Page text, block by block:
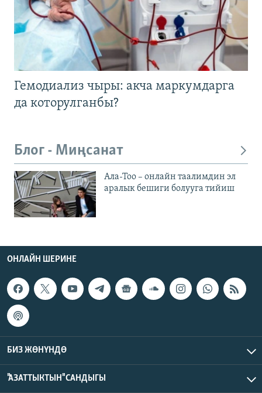
Гемодиализ чыры: акча маркумдарга
да которулганбы?
Блог - Миңсанат
Ала-Тоо – онлайн таалимдин эл
аралык бешиги болууга тийиш
ОНЛАЙН ШЕРИНЕ
БИЗ ЖӨНҮНДӨ
"АЗАТТЫКТЫН" САНДЫГЫ